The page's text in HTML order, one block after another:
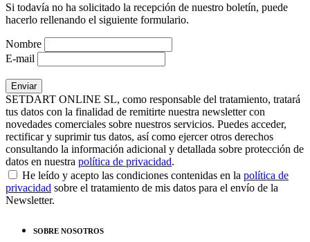
Si todavía no ha solicitado la recepción de nuestro boletín, puede
hacerlo rellenando el siguiente formulario.
Nombre
E-mail
SETDART ONLINE SL, como responsable del tratamiento, tratará
tus datos con la finalidad de remitirte nuestra newsletter con
novedades comerciales sobre nuestros servicios. Puedes acceder,
rectificar y suprimir tus datos, así como ejercer otros derechos
consultando la información adicional y detallada sobre protección de
datos en nuestra política de privacidad.
He leído y acepto las condiciones contenidas en la política de
privacidad sobre el tratamiento de mis datos para el envío de la
Newsletter.
SOBRE NOSOTROS